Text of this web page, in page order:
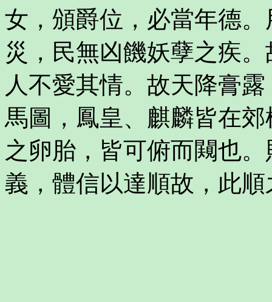
女，頒爵位，必當年德
災，民無凶饑妖孽之疾
人不愛其情。故天降膏
馬圖，鳳皇、麒麟皆在
之卵胎，皆可俯而闚也
義，體信以達順故，此